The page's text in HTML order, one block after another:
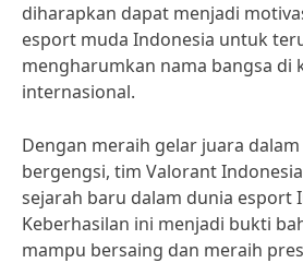
diharapkan dapat menjadi
esport muda Indonesia untuk
mengharumkan nama bangsa di
internasional.
Dengan meraih gelar juara
bergengsi, tim Valorant
sejarah baru dalam dunia esport
Keberhasilan ini menjadi bukti
mampu bersaing dan meraih